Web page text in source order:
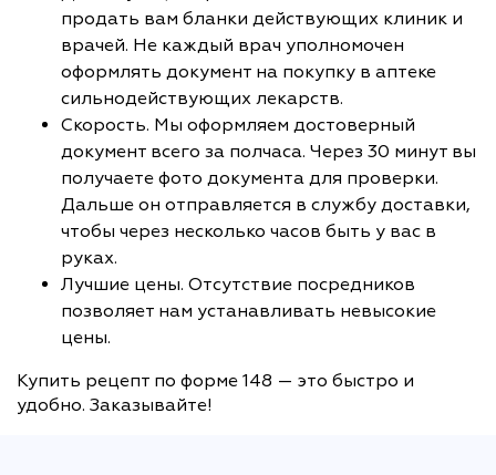
продать вам бланки действующих клиник и
врачей. Не каждый врач уполномочен
оформлять документ на покупку в аптеке
сильнодействующих лекарств.
Скорость. Мы оформляем достоверный
документ всего за полчаса. Через 30 минут вы
получаете фото документа для проверки.
Дальше он отправляется в службу доставки,
чтобы через несколько часов быть у вас в
руках.
Лучшие цены. Отсутствие посредников
позволяет нам устанавливать невысокие
цены.
Купить рецепт по форме 148 — это быстро и
удобно. Заказывайте!